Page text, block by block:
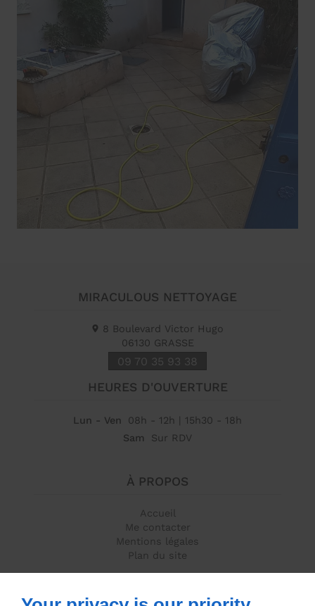
MIRACULOUS NETTOYAGE
8 Boulevard Victor Hugo
06130 GRASSE
09 70 35 93 38
HEURES D'OUVERTURE
Lun - Ven
08h - 12h | 15h30 - 18h
Sam
Sur RDV
À PROPOS
Accueil
Me contacter
Mentions légales
Plan du site